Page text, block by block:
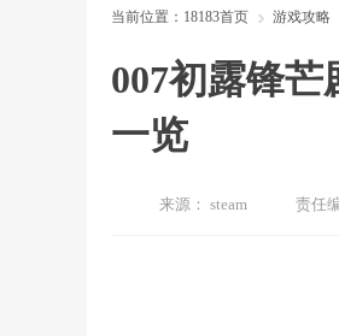
当前位置： 18183首页 游戏攻略
007初露锋
一览
来源： steam 责任